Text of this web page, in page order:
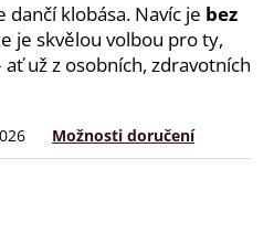
klobása. Navíc je bez
je skvělou volbou pro ty,
už z osobních, zdravotních
Možnosti doručení